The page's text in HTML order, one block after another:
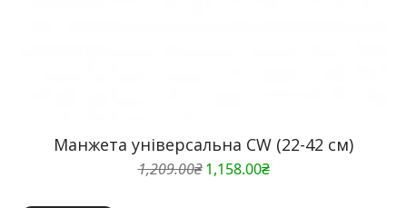
Манжета універсальна CW (22-42 см)
1,209.00₴ Оригінальна
1,158.00₴Поточна